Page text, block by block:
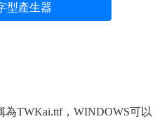
型產生器
TWKai.ttf，WINDOWS可以